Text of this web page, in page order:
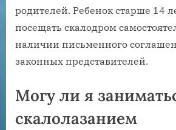
родителей. Ребенок старше 14
посещать скалодром
наличии письменного
законных представителей.
Могу ли я
скалолазанием